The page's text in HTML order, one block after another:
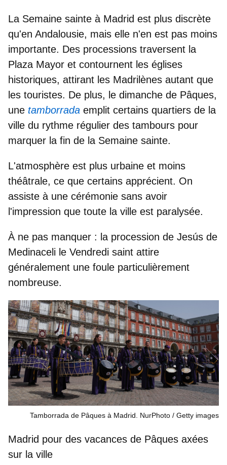
La Semaine sainte à Madrid est plus discrète
qu'en Andalousie, mais elle n'en est pas moins
importante. Des processions traversent la
Plaza Mayor et contournent les églises
historiques, attirant les Madrilènes autant que
les touristes. De plus, le dimanche de Pâques,
une tamborrada emplit certains quartiers de la
ville du rythme régulier des tambours pour
marquer la fin de la Semaine sainte.
L'atmosphère est plus urbaine et moins
théâtrale, ce que certains apprécient. On
assiste à une cérémonie sans avoir
l'impression que toute la ville est paralysée.
À ne pas manquer : la procession de Jesús de
Medinaceli le Vendredi saint attire
généralement une foule particulièrement
nombreuse.
Tamborrada de Pâques à Madrid. NurPhoto Getty images
Madrid pour des vacances de Pâques axées
sur la ville